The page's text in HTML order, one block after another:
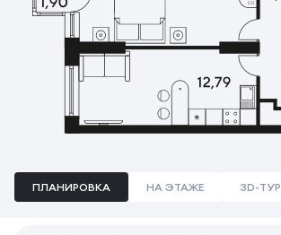
ПЛАНИРОВКА НА ЭТАЖЕ 3D-ТУР